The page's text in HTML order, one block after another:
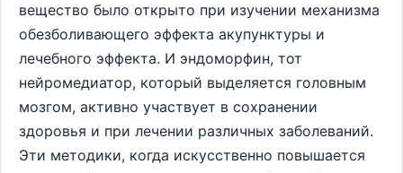
вещество было открыто при изучении механизма
обезболивающего эффекта акупунктуры и
лечебного эффекта. И эндоморфин, тот
нейромедиатор, который выделяется головным
мозгом, активно участвует в сохранении
здоровья и при лечении различных заболеваний.
Эти методики, когда искусственно повышается